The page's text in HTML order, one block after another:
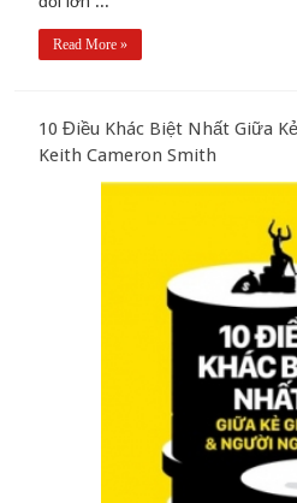
Read More »
10 Điều Khác Biệt Nhất Giữa
Keith Cameron Smith